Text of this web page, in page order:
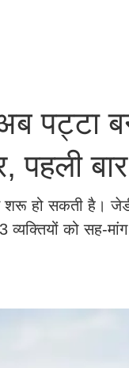
पट्टा
बार
शरू हो सकती है।
को सह-